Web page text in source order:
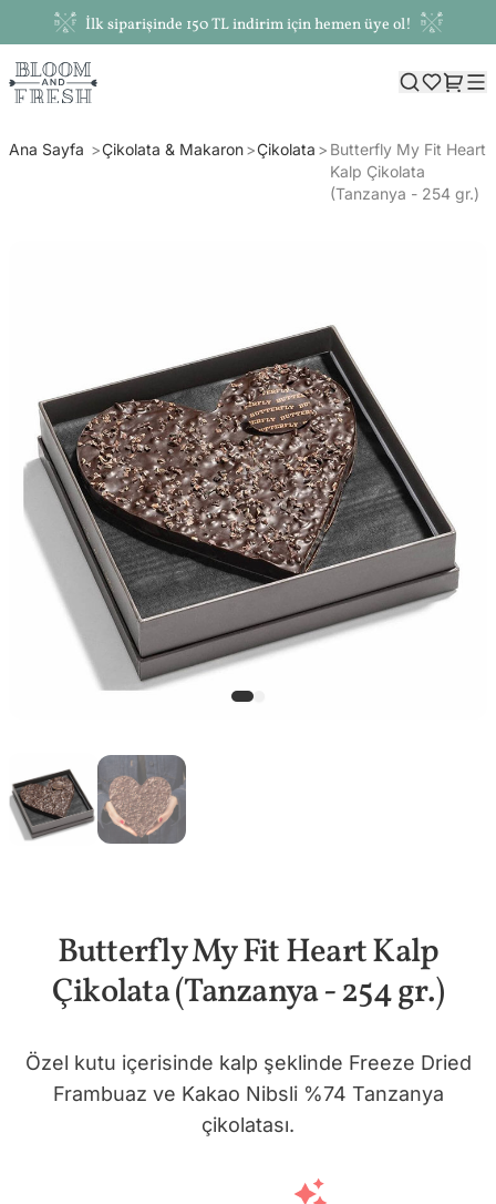
İlk siparişinde 150 TL indirim için hemen üye ol!
Ana Sayfa Çikolata & Makaron Çikolata
Butterfly My Fit Heart
Kalp Çikolata
(Tanzanya - 254 gr.)
Butterfly My Fit Heart Kalp
Çikolata (Tanzanya - 254 gr.)
Özel kutu içerisinde kalp şeklinde Freeze Dried
Frambuaz ve Kakao Nibsli %74 Tanzanya
çikolatası.